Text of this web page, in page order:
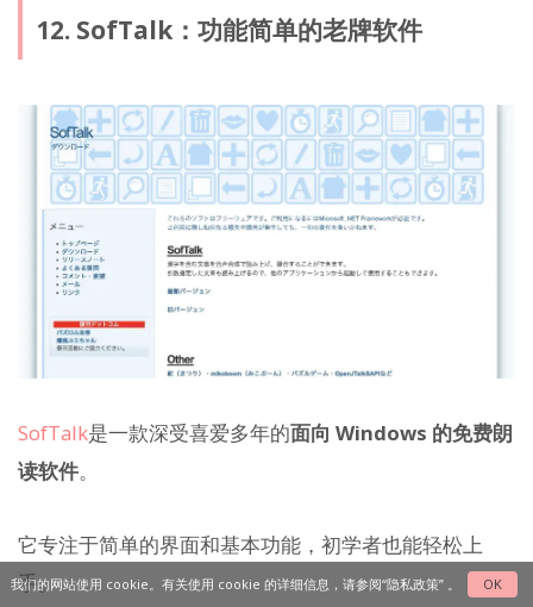
12. SofTalk：功能简单的老牌软件
SofTalk是一款深受喜爱多年的面向 Windows 的免费朗
读软件。
它专注于简单的界面和基本功能，初学者也能轻松上
手。
我们的网站使用 cookie。有关使用 cookie 的详细信息，请参阅“隐私政策”。 OK